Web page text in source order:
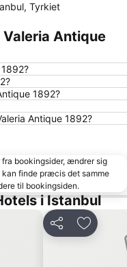
Limani
tårnet
Metrostation
Lufthavn Metrostation
Sophia
Sultan Mosque
Tyrkiet
Antique
1892?
Antique 1892?
fra bookingsider, ændrer sig
finde præcis det samme
til bookingsiden.
i Istanbul
Del Føj til